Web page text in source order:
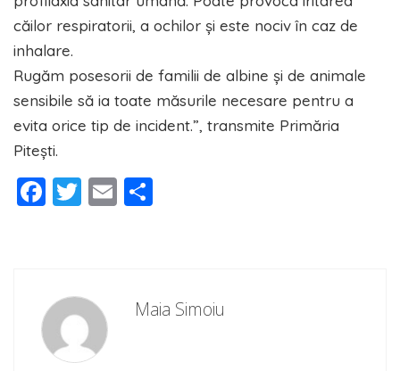
căilor respiratorii, a ochilor și este nociv în caz de
inhalare.
Rugăm posesorii de familii de albine și de animale
sensibile să ia toate măsurile necesare pentru a
evita orice tip de incident.”, transmite Primăria
Pitești.
Facebook
Twitter
Email
Maia Simoiu